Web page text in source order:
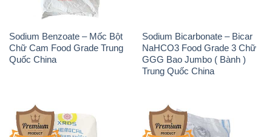
Sodium Benzoate – Mốc Bột
Chữ Cam Food Grade Trung
Quốc China
Sodium Bicarbonate – Bicar
NaHCO3 Food Grade 3 Chữ
GGG Bao Jumbo ( Bành )
Trung Quốc China